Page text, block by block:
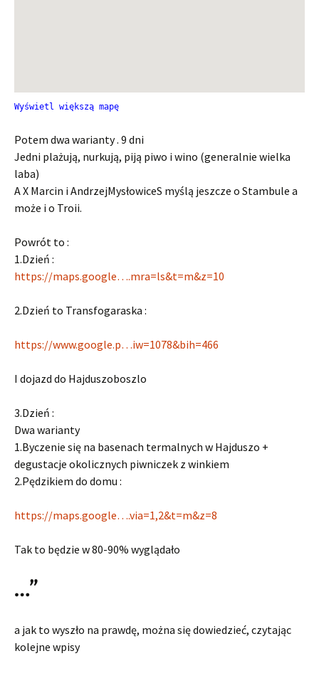
Wyświetl większą mapę
Potem dwa warianty . 9 dni
Jedni plażują, nurkują, piją piwo i wino (generalnie wielka
laba)
A X Marcin i AndrzejMysłowiceS myślą jeszcze o Stambule a
może i o Troii.
Powrót to :
1.Dzień :
https://maps.google….mra=ls&t=m&z=10
2.Dzień to Transfogaraska :
https://www.google.p…iw=1078&bih=466
I dojazd do Hajduszoboszlo
3.Dzień :
Dwa warianty
1.Byczenie się na basenach termalnych w Hajduszo +
degustacje okolicznych piwniczek z winkiem
2.Pędzikiem do domu :
https://maps.google….via=1,2&t=m&z=8
Tak to będzie w 80-90% wyglądało
…”
a jak to wyszło na prawdę, można się dowiedzieć, czytając
kolejne wpisy